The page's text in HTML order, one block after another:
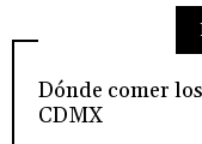
Dónde comer
CDMX